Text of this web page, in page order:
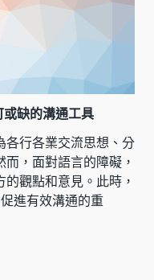
缺的溝通工具
各行各業交流思想、分
，面對語言的障礙，
觀點和意見。此時，
進有效溝通的重